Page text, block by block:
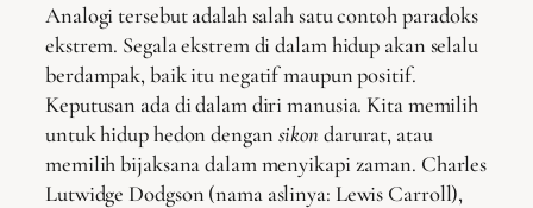
Analogi tersebut adalah salah satu contoh paradoks
ekstrem. Segala ekstrem di dalam hidup akan selalu
berdampak, baik itu negatif maupun positif.
Keputusan ada di dalam diri manusia. Kita memilih
untuk hidup hedon dengan sikon darurat, atau
memilih bijaksana dalam menyikapi zaman. Charles
Lutwidge Dodgson (nama aslinya: Lewis Carroll),